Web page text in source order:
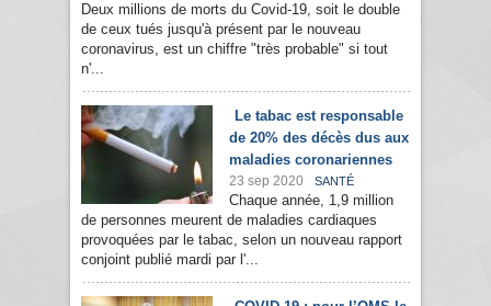
Deux millions de morts du Covid-19, soit le double
de ceux tués jusqu'à présent par le nouveau
coronavirus, est un chiffre "très probable" si tout
n'...
Le tabac est responsable
de 20% des décès dus aux
maladies coronariennes
23 sep 2020 SANTÉ
Chaque année, 1,9 million
de personnes meurent de maladies cardiaques
provoquées par le tabac, selon un nouveau rapport
conjoint publié mardi par l'...